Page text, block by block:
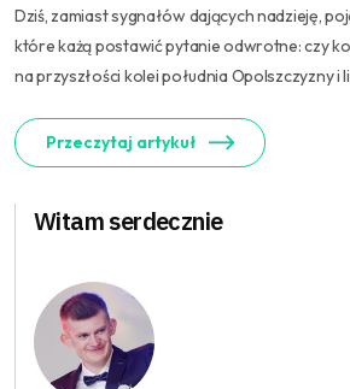
Dziś, zamiast sygnałów dających nadzieję,
które każą postawić pytanie odwrotne: czy
na przyszłości kolei południa Opolszczyzny i
Przeczytaj artykuł
Witam serdecznie